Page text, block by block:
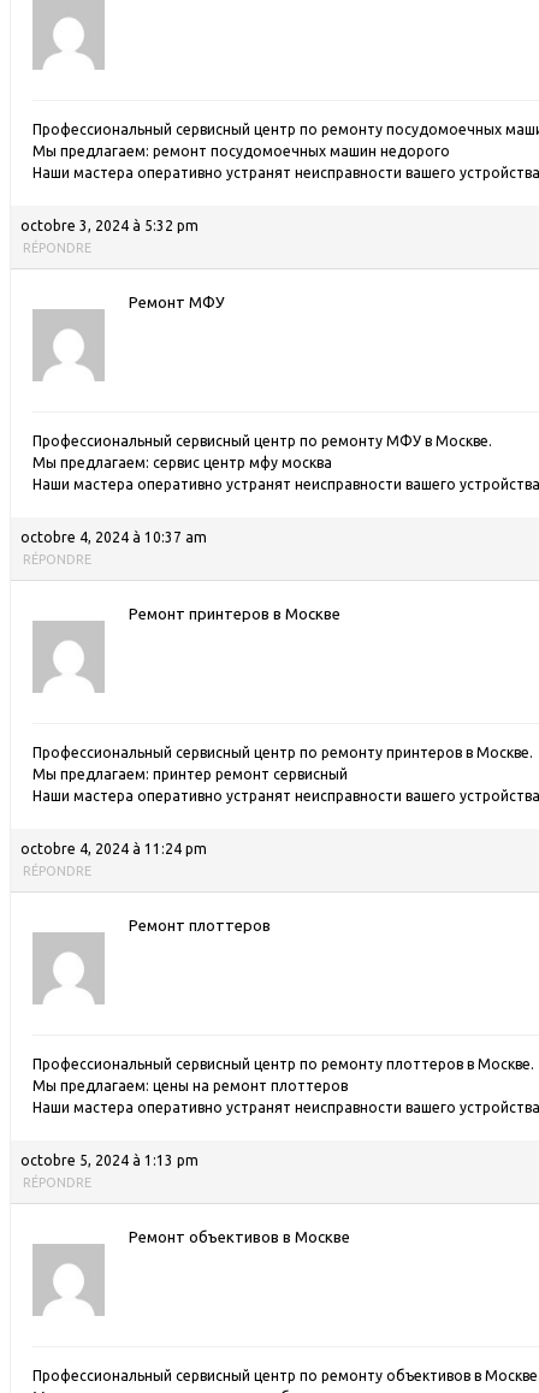
Профессиональный сервисный центр по ремонту посудомоечных
Мы предлагаем: ремонт посудомоечных машин недорого
Наши мастера оперативно устранят неисправности вашего
octobre 3, 2024 à 5:32 pm
RÉPONDRE
Ремонт МФУ
Профессиональный сервисный центр по ремонту МФУ в Москве.
Мы предлагаем: сервис центр мфу москва
Наши мастера оперативно устранят неисправности вашего
octobre 4, 2024 à 10:37 am
RÉPONDRE
Ремонт принтеров в Москве
Профессиональный сервисный центр по ремонту принтеров в Москве.
Мы предлагаем: принтер ремонт сервисный
Наши мастера оперативно устранят неисправности вашего
octobre 4, 2024 à 11:24 pm
RÉPONDRE
Ремонт плоттеров
Профессиональный сервисный центр по ремонту плоттеров в Москве.
Мы предлагаем: цены на ремонт плоттеров
Наши мастера оперативно устранят неисправности вашего
octobre 5, 2024 à 1:13 pm
RÉPONDRE
Ремонт объективов в Москве
Профессиональный сервисный центр по ремонту объективов в